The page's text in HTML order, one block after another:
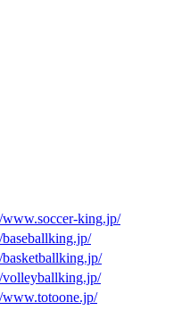
www.soccer-king.jp/
baseballking.jp/
basketballking.jp/
volleyballking.jp/
www.totoone.jp/